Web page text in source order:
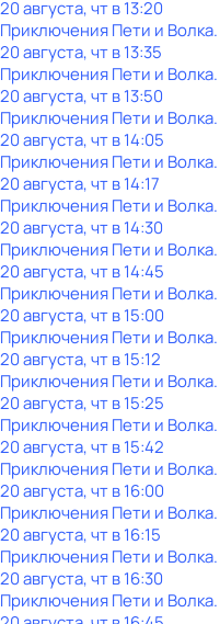
20 августа, чт в 13:20
Приключения Пети и Волка
20 августа, чт в 13:35
Приключения Пети и Волка
20 августа, чт в 13:50
Приключения Пети и Волка
20 августа, чт в 14:05
Приключения Пети и Волка
20 августа, чт в 14:17
Приключения Пети и Волка
20 августа, чт в 14:30
Приключения Пети и Волка
20 августа, чт в 14:45
Приключения Пети и Волка
20 августа, чт в 15:00
Приключения Пети и Волка
20 августа, чт в 15:12
Приключения Пети и Волка
20 августа, чт в 15:25
Приключения Пети и Волка
20 августа, чт в 15:42
Приключения Пети и Волка
20 августа, чт в 16:00
Приключения Пети и Волка
20 августа, чт в 16:15
Приключения Пети и Волка
20 августа, чт в 16:30
Приключения Пети и Волка